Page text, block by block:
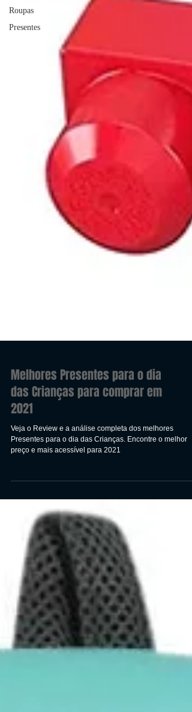
Roupas
Presentes
Melhores Presentes para o dia
das Crianças para comprar em
2021
Veja o Review e a análise completa dos melhores